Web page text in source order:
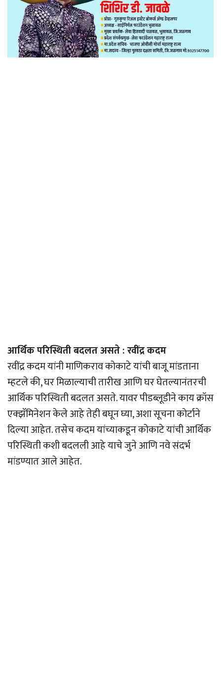
आर्थिक परिस्थिती बदलत असते : रवींद्र कदम
रवींद्र कदम यांनी माणिकराव कोकाटे यांची बाजू मांडताना
म्हटले की, घर मिळाल्याची तारीख आणि घर घेतल्यानंतरची
आर्थिक परिस्थिती बदलत असते. यावर पीडब्लूडीने काय क्रॉस
एक्झॅमिनेशन केले आहे तेही बघून घ्या, अशा सूचना कोर्टाने
दिल्या आहेत. तसेच कदम यांच्याकडून कोकाटे यांची आर्थिक
परिस्थिती कशी बदलली आहे याचे जुने आणि नवे संदर्भ
मांडण्यात आले आहेत.